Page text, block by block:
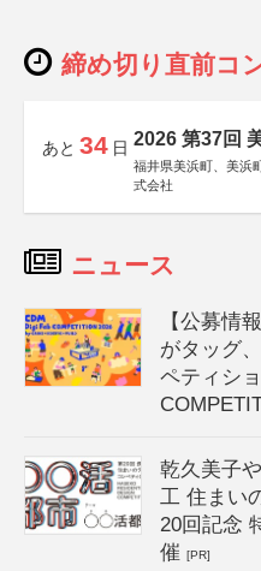
締め切り直前コ
あと 34 日 2026 第37回
福井県美浜町、美浜
式会社
ニュース
【公募情
がタッグ
ペティシ
乾久美子
工 住まい
20回記念
催[PR]